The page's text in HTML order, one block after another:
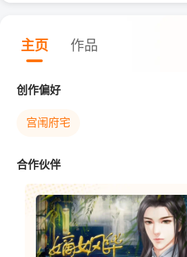
主页 作品
创作偏好
宫闱府宅
合作伙伴